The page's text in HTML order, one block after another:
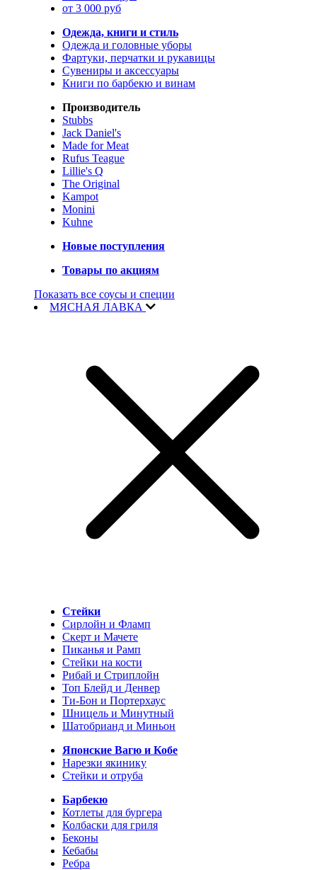
от 3 000 руб
Одежда, книги и стиль
Одежда и головные уборы
Фартуки, перчатки и рукавицы
Сувениры и аксессуары
Книги по барбекю и винам
Производитель
Stubbs
Jack Daniel's
Made for Meat
Rufus Teague
Lillie's Q
The Original
Kampot
Monini
Kuhne
Новые поступления
Товары по акциям
Показать все соусы и специи
МЯСНАЯ ЛАВКА
Стейки
Сирлойн и Фламп
Скерт и Мачете
Пиканья и Рамп
Стейки на кости
Рибай и Стриплойн
Топ Блейд и Денвер
Ти-Бон и Портерхаус
Шницель и Минутный
Шатобрианд и Миньон
Японские Вагю и Кобе
Нарезки якинику
Стейки и отруба
Барбекю
Котлеты для бургера
Колбаски для гриля
Беконы
Кебабы
Ребра